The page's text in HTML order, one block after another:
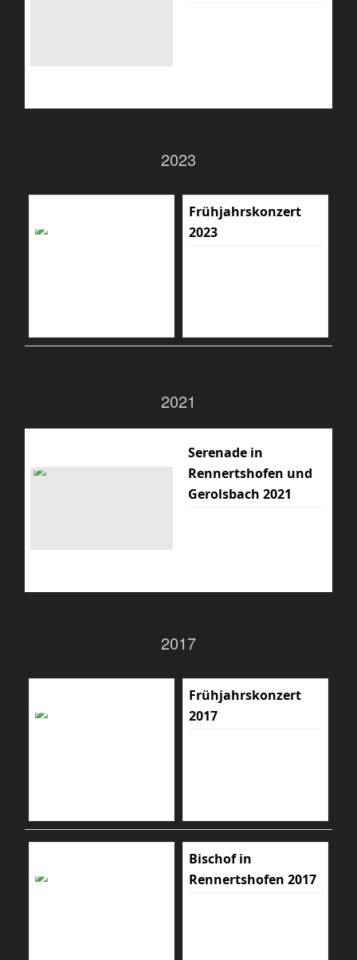
2023
Frühjahrskonzert
2023
2021
Serenade in
Rennertshofen und
Gerolsbach 2021
2017
Frühjahrskonzert
2017
Bischof in
Rennertshofen 2017